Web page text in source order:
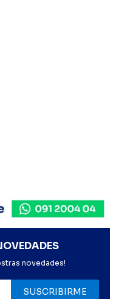
novedades!
SUSCRIBIRME